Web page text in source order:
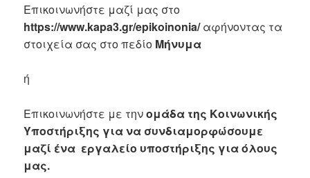
Επικοινωνήστε μαζί μας στο
https://www.kapa3.gr/epikoinonia/αφήνοντας τα
στοιχεία σας στο πεδίο Μήνυμα
ή
Επικοινωνήστε με τηνομάδα της Κοινωνικής
Υποστήριξης για να συνδιαμορφώσουμε
μαζί ένα εργαλείο υποστήριξης για όλους
μας.